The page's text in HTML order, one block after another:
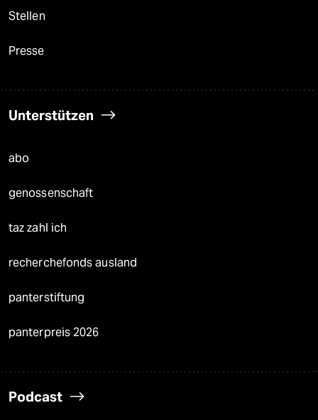
Stellen
Presse
Unterstützen
abo
genossenschaft
taz zahl ich
recherchefonds ausland
panterstiftung
panterpreis 2026
Podcast